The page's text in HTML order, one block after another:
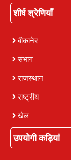
शीर्ष श्रेणियाँ
बीकानेर
संभाग
राजस्थान
राष्ट्रीय
खेल
उपयोगी कड़ियां